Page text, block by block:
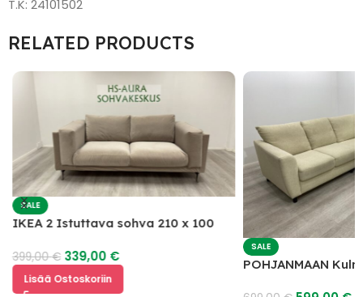
T.K: 24101502
RELATED PRODUCTS
SALE
IKEA 2 Istuttava sohva 210 x 100
399,00€ 339,00 €
Lisää Ostoskoriin
SALE
POHJANMAAN